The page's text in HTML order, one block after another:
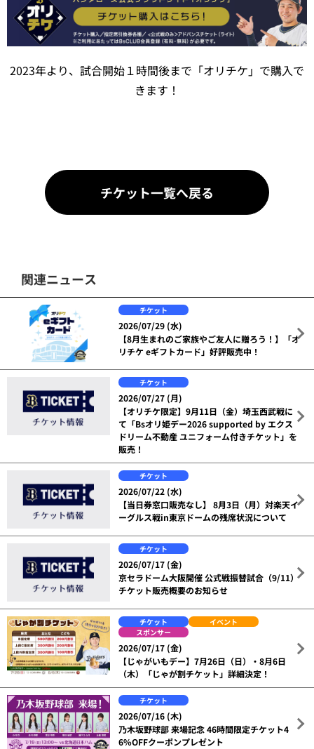
2023年より、試合開始１時間後まで「オリチケ」で購入で
きます！
チケット一覧へ戻る
関連ニュース
チケット
2026/07/29 (水)
【8月生まれのご家族やご友人に贈ろう！】「オ
リチケ eギフトカード」好評販売中！
チケット
2026/07/27 (月)
【オリチケ限定】9月11日（金）埼玉西武戦に
て「Bsオリ姫デー2026 supported by エクス
ドリーム不動産 ユニフォーム付きチケット」を
販売！
チケット
2026/07/22 (水)
【当日券窓口販売なし】 8月3日（月）対楽天イ
ーグルス戦in東京ドームの残席状況について
チケット
2026/07/17 (金)
京セラドーム大阪開催 公式戦振替試合（9/11）
チケット販売概要のお知らせ
チケット
イベント
スポンサー
2026/07/17 (金)
【じゃがいもデー】7月26日（日）・8月6日
（木）「じゃが割チケット」詳細決定！
チケット
2026/07/16 (木)
乃木坂野球部 来場記念 46時間限定チケット4
6%OFFクーポンプレゼント